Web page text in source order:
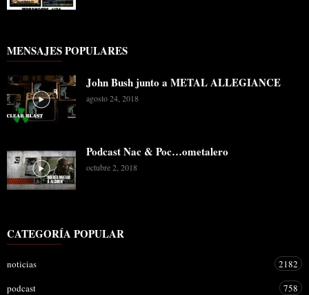
MENSAJES POPULARES
John Bush junto a METAL ALLEGIANCE
agosto 24, 2018
Podcast Nac & Poc…ometalero
octubre 2, 2018
CATEGORÍA POPULAR
noticias
2182
podcast
758